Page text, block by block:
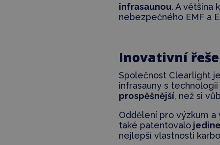
infrasaunou. A většina
nebezpečného EMF a
Inovativní
Společnost Clearlight je
infrasauny s
prospěšnější, než si
Oddělení pro výzkum
také patentovalo
nejlepší vlastnosti